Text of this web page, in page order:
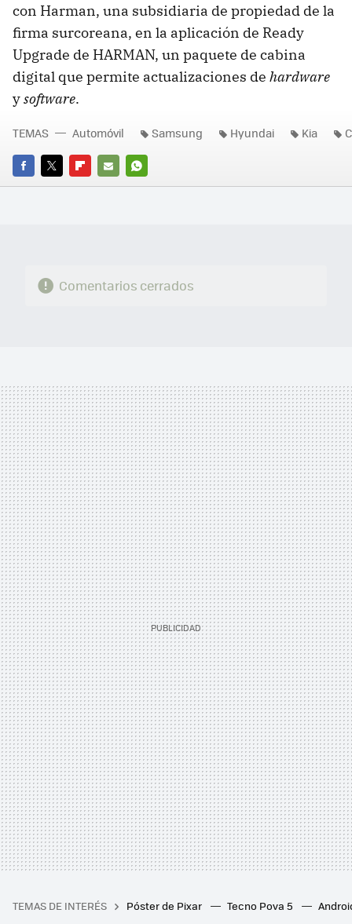
con Harman, una subsidiaria de propiedad de la
firma surcoreana, en la aplicación de Ready
Upgrade de HARMAN, un paquete de cabina
digital que permite actualizaciones de hardware
ysoftware.
FACEBOOK
TWITTERFLIPBOARD
E-
WHATSAPP
TEMAS Automóvil Samsung Hyundai Kia
Comentarios cerrados
TEMAS DE INTERÉS Póster de Pixar Tecno Pova 5